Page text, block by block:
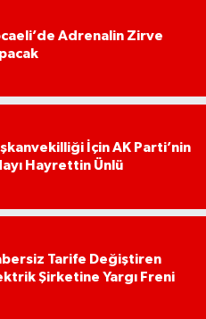
Adrenalin Zirve
İçin AK Parti’nin
Hayrettin Ünlü
Tarife Değiştiren
Şirketine Yargı Freni